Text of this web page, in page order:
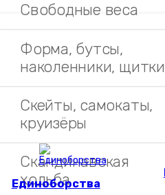
Свободные веса
Форма, бутсы,
наколенники, щитки
Скейты, самокаты,
круизёры
Скандинавская
ходьба
Единоборства